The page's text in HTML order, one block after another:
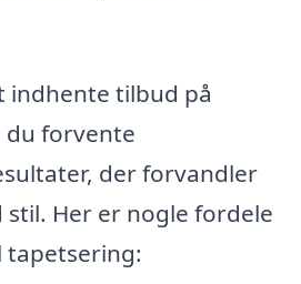
indhente tilbud på
forvente
der forvandler
Her er nogle fordele
tapetsering: